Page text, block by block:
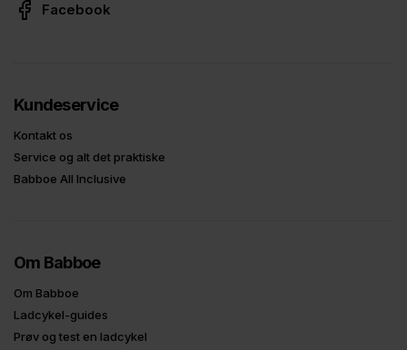
Facebook
Kundeservice
Kontakt os
Service og alt det praktiske
Babboe All Inclusive
Om Babboe
Om Babboe
Ladcykel-guides
Prøv og test en ladcykel